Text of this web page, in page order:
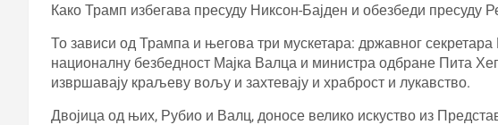
Како Трамп избегава пресуду Никсон-Бајден и обезбеди пресуду
То зависи од Трампа и његова три мускетара: државног секретара
националну безбедност Мајка Валца и министра одбране Пита
извршавају краљеву вољу и захтевају и храброст и лукавство.
Двојица од њих, Рубио и Валц, доносе велико искуство из